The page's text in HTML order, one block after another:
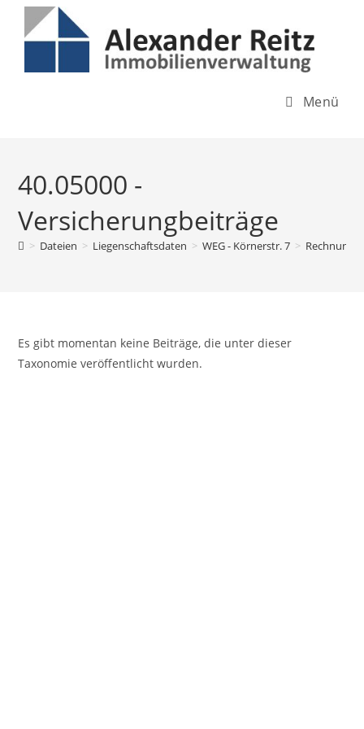
springen
Inhalt
Menü
40.05000 -
Versicherungbeiträge
> Dateien > Liegenschaftsdaten > WEG - Körnerstr. 7 >
Es gibt momentan keine Beiträge, die unter dieser
Taxonomie veröffentlicht wurden.